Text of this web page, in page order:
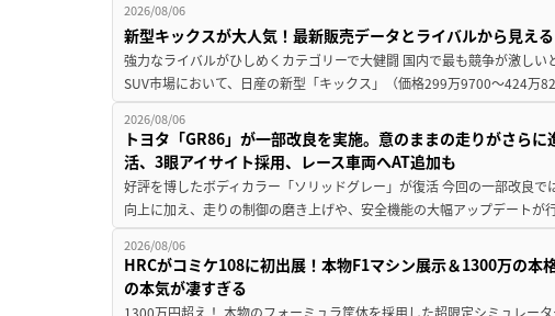
2026/08/06
新型キックスが大人気！最新販売データとライバルから見える
強力なライバルがひしめくカテゴリーで大健闘 国内で最も競争が激しい
SUV市場において、日産の新型「キックス」（価格299万9700～424万
2026/08/06
トヨタ「GR86」が一部改良を実施。意のままの走りがさら
活、3眼アイサイト採用、レース車両へAT追加も
好評を博したボディカラー「ソリッドグレー」が復活 今回の一部改良で
向上に加え、走りの制御の磨き上げや、安全機能の大幅アップデート
2026/08/06
HRCがコミケ108に初出展！本物F1マシン展示＆1300万の本
の本気が凄すぎる